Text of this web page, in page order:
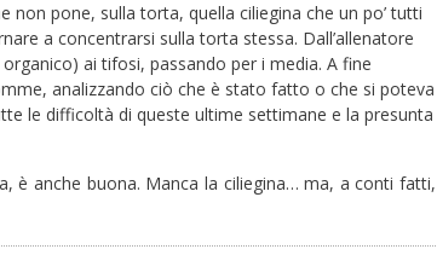
non pone, sulla torta, quella ciliegina che un po’ tutti
a concentrarsi sulla torta stessa. Dall’allenatore
ai tifosi, passando per i media. A fine
analizzando ciò che è stato fatto o che si poteva
le difficoltà di queste ultime settimane e la presunta
è anche buona. Manca la ciliegina… ma, a conti fatti,